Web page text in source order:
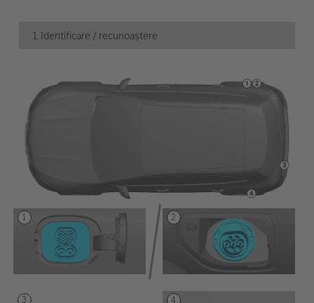
1. Identificare / recunoaștere